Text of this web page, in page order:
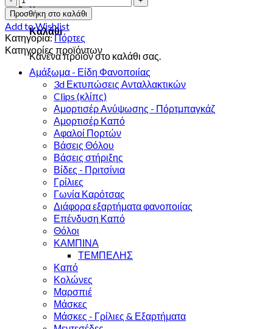
0
Καλάθι
Κανένα προϊόν στο καλάθι σας.
PARTNER
13'
ΠΛΑΪΝΗ
ποσότητα
Προσθήκη στο καλάθι
Add to Wishlist
Κατηγορία:Πόρτες
Κατηγορίες προϊόντων
Αμάξωμα - Είδη Φανοποιίας
3d Εκτυπώσεις Ανταλλακτικών
Clips (κλίπς)
Αμορτισέρ Ανύψωσης - Πόρτμπαγκάζ
Αμορτισέρ Καπό
Αφαλοί Πορτών
Βάσεις Θόλου
Βάσεις στήριξης
Βίδες - Πριτσίνια
Γρίλιες
Γωνία Καρότσας
Διάφορα εξαρτήματα φανοποιίας
Επένδυση Καπό
Θόλοι
ΚΑΜΠΙΝΑ
ΤΕΜΠΕΛΗΣ
Καπό
Κολώνες
Μαρσπιέ
Μάσκες
Μάσκες - Γρίλιες & Εξαρτήματα